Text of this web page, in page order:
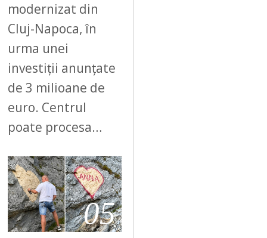
modernizat din
Cluj-Napoca, în
urma unei
investiții anunțate
de 3 milioane de
euro. Centrul
poate procesa…
05